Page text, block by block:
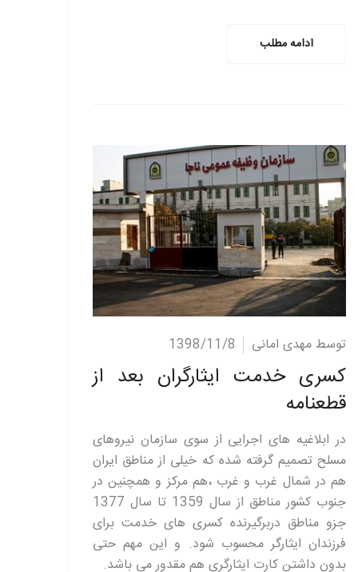
ادامه مطلب
ادامه مطلب توسط مهدی امانی 1398/11/8
کسری خدمت ایثارگران بعد از
قطعنامه
در ابلاغیه های اجرایی از سوی سازمان نیروهای
مسلح تصمیم گرفته شده که خیلی از مناطق ایران
هم در شمال غرب و غرب ،هم مرکز و همچنین در
جنوب کشور مناطق از سال 1359 تا سال 1377
جزو مناطق دربرگیرنده کسری های خدمت برای
فرزندان ایثارگر محسوب شود. و این مهم حتی
بدون داشتن کارت ایثارگری هم مقدور می باشد.